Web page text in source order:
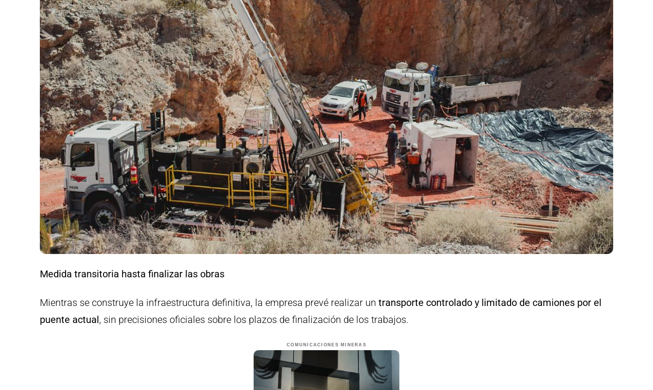
Medida transitoria hasta finalizar las obras
Mientras se construye la infraestructura definitiva, la empresa prevé realizar un transporte controlado y limitado de camiones por el
puente actual, sin precisiones oficiales sobre los plazos de finalización de los trabajos.
COMUNICACIONES MINERAS